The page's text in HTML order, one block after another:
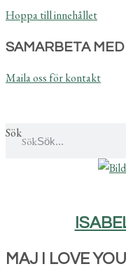
Hoppa till innehållet
SAMARBETA MED
Maila oss för kontakt
Sök
Sök
MAJ I LOVE